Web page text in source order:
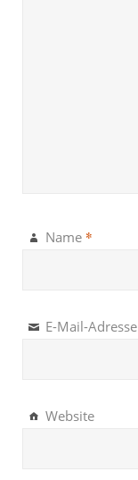
Name *
E-Mail-Adresse
Website